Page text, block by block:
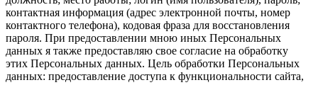
контактная информация (адрес электронной почты, номер
контактного телефона), кодовая фраза для восстановления
пароля. При предоставлении мною иных Персональных
данных я также предоставляю свое согласие на обработку
этих Персональных данных. Цель обработки Персональных
данных: предоставление доступа к функциональности сайта,